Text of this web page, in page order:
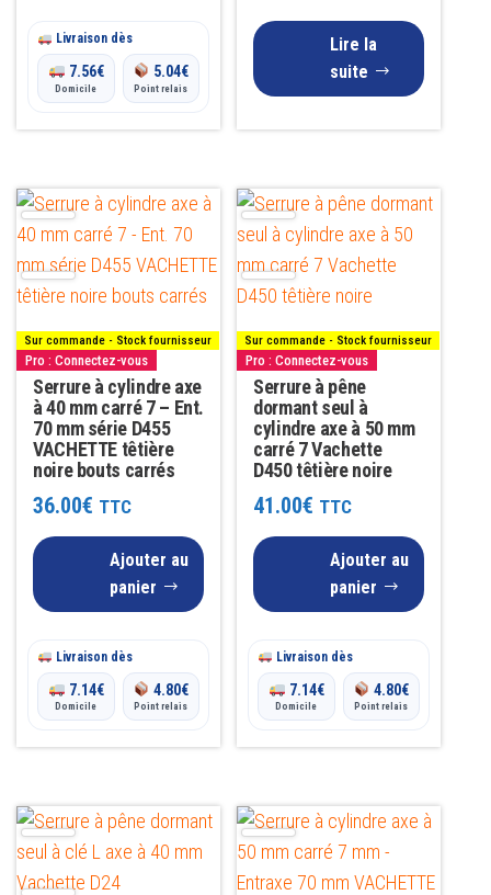
Livraison dès
7.56€
Domicile
5.04€
Point relais
Lire la
suite
Sur commande - Stock fournisseur
Pro : Connectez-vous
Serrure à cylindre axe
à 40 mm carré 7 – Ent.
70 mm série D455
VACHETTE têtière
noire bouts carrés
36.00€ TTC
Ajouter au
panier
Livraison dès
7.14€
Domicile
4.80€
Point relais
Sur commande - Stock fournisseur
Pro : Connectez-vous
Serrure à pêne
dormant seul à
cylindre axe à 50 mm
carré 7 Vachette
D450 têtière noire
41.00€ TTC
Ajouter au
panier
Livraison dès
7.14€
Domicile
4.80€
Point relais
Ce
produit
a